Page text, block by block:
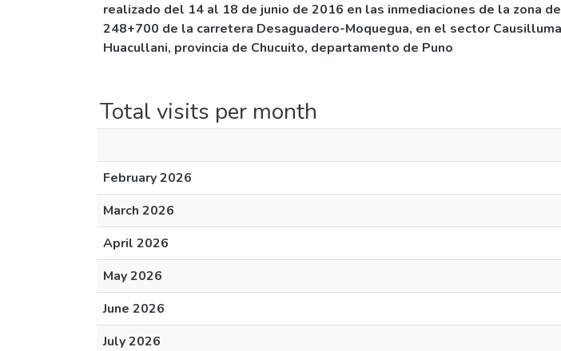
realizado del 14 al 18 de junio de 2016 en las inmediaciones de la zona
248+700 de la carretera Desaguadero-Moquegua, en el sector
Huacullani, provincia de Chucuito, departamento de Puno
Total visits per month
February 2026
March 2026
April 2026
May 2026
June 2026
July 2026